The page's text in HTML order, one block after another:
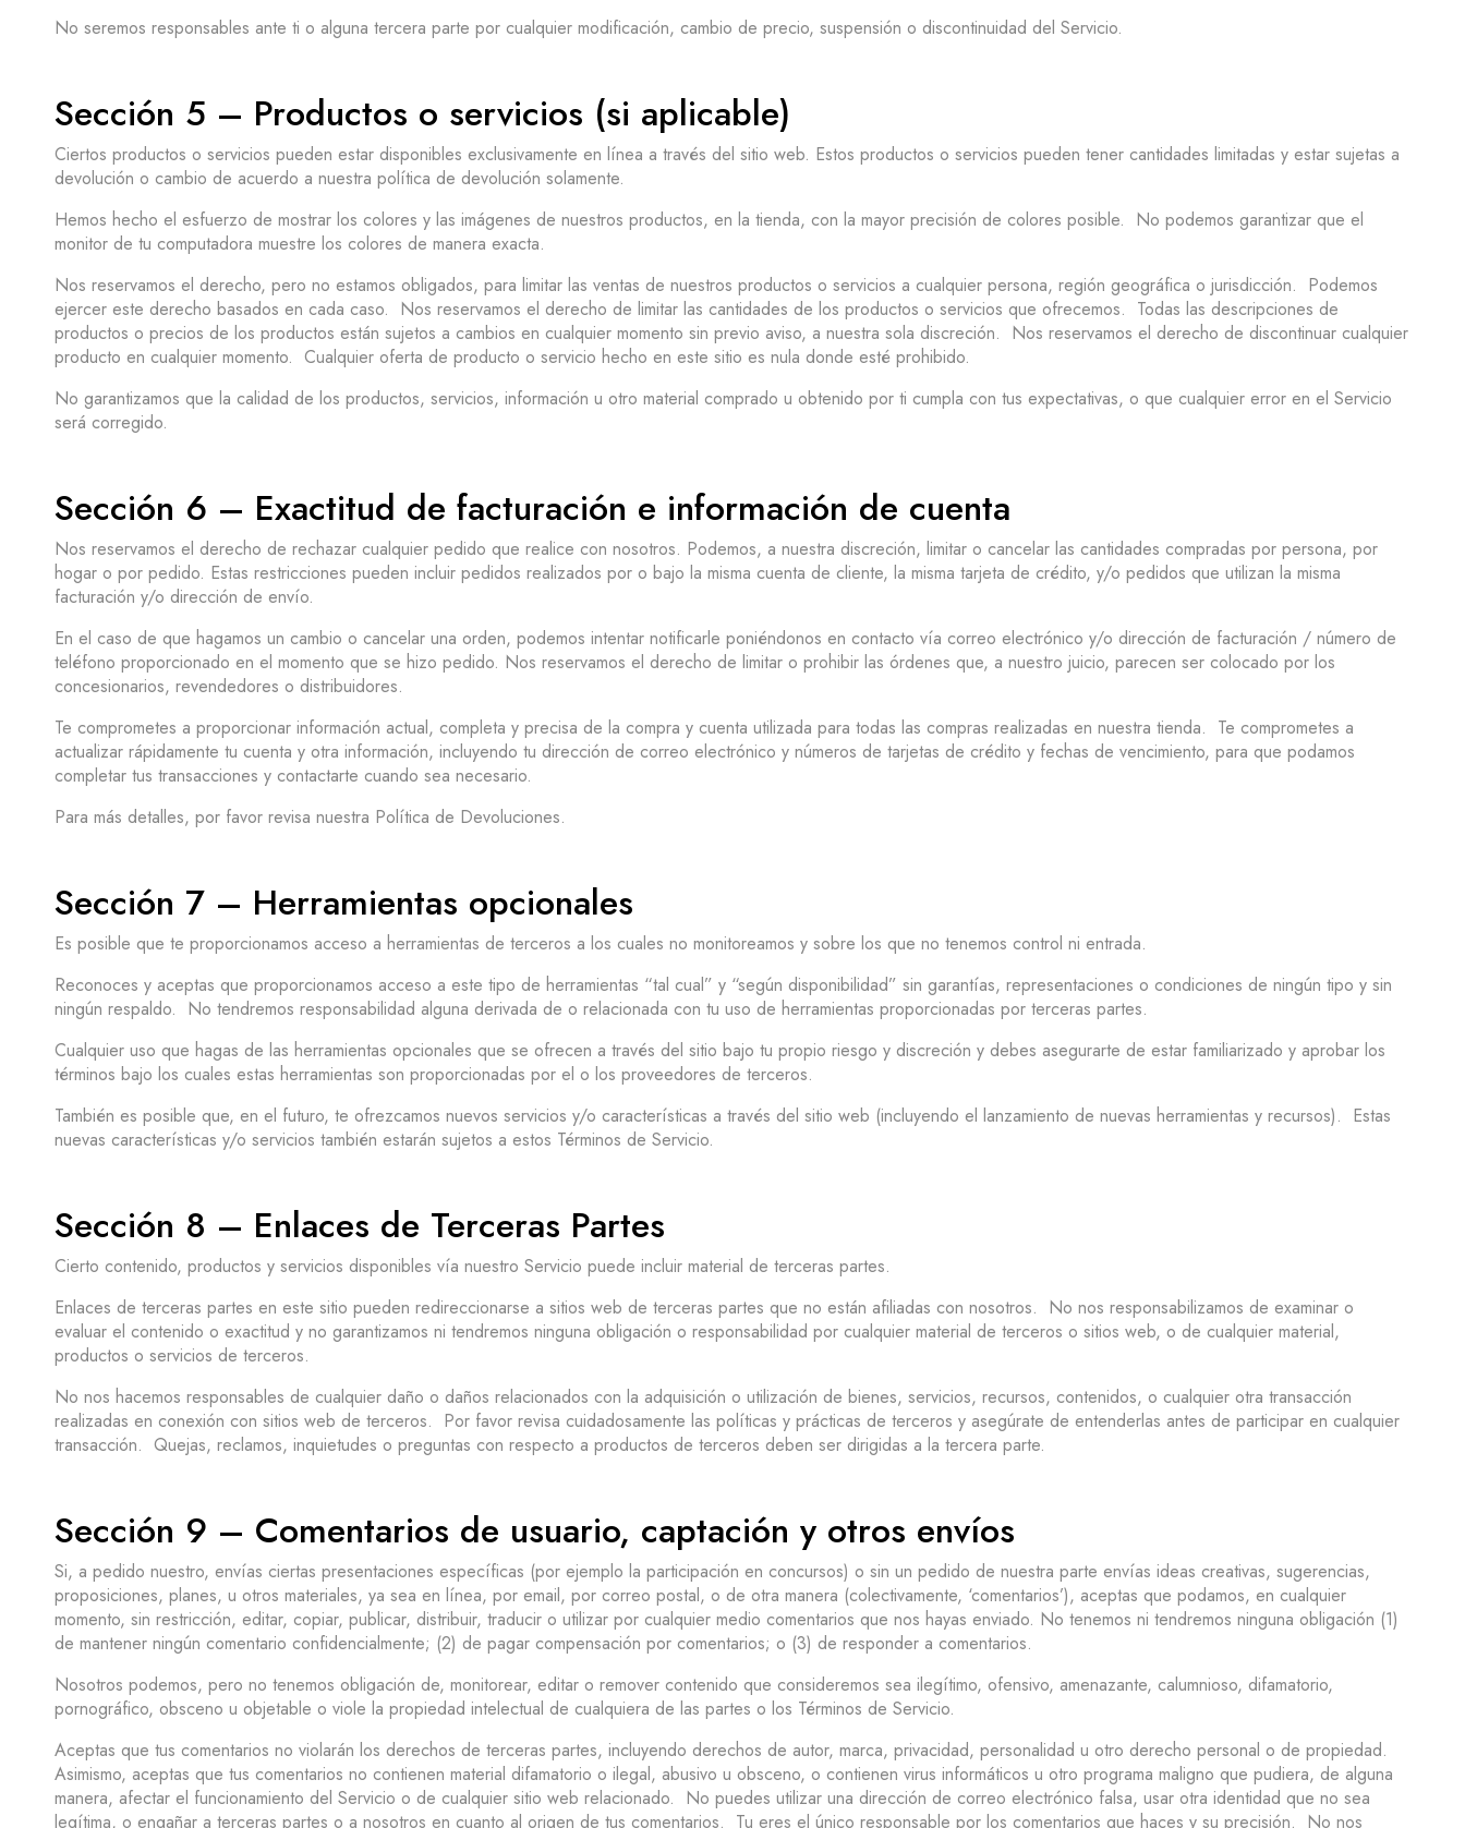
No seremos responsables ante ti o alguna tercera parte por cualquier modificación, cambio de precio, suspensión o discontinuidad del Servicio.
Sección 5 – Productos o servicios (si aplicable)
Ciertos productos o servicios pueden estar disponibles exclusivamente en línea a través del sitio web. Estos productos o servicios pueden tener cantidades limitadas y estar sujetas a
devolución o cambio de acuerdo a nuestra política de devolución solamente.
Hemos hecho el esfuerzo de mostrar los colores y las imágenes de nuestros productos, en la tienda, con la mayor precisión de colores posible. No podemos garantizar que el
monitor de tu computadora muestre los colores de manera exacta.
Nos reservamos el derecho, pero no estamos obligados, para limitar las ventas de nuestros productos o servicios a cualquier persona, región geográfica o jurisdicción. Podemos
ejercer este derecho basados en cada caso. Nos reservamos el derecho de limitar las cantidades de los productos o servicios que ofrecemos. Todas las descripciones de
productos o precios de los productos están sujetos a cambios en cualquier momento sin previo aviso, a nuestra sola discreción. Nos reservamos el derecho de discontinuar cualquier
producto en cualquier momento. Cualquier oferta de producto o servicio hecho en este sitio es nula donde esté prohibido.
No garantizamos que la calidad de los productos, servicios, información u otro material comprado u obtenido por ti cumpla con tus expectativas, o que cualquier error en el Servicio
será corregido.
Sección 6 – Exactitud de facturación e información de cuenta
Nos reservamos el derecho de rechazar cualquier pedido que realice con nosotros. Podemos, a nuestra discreción, limitar o cancelar las cantidades compradas por persona, por
hogar o por pedido. Estas restricciones pueden incluir pedidos realizados por o bajo la misma cuenta de cliente, la misma tarjeta de crédito, y/o pedidos que utilizan la misma
facturación y/o dirección de envío.
En el caso de que hagamos un cambio o cancelar una orden, podemos intentar notificarle poniéndonos en contacto vía correo electrónico y/o dirección de facturación / número de
teléfono proporcionado en el momento que se hizo pedido. Nos reservamos el derecho de limitar o prohibir las órdenes que, a nuestro juicio, parecen ser colocado por los
concesionarios, revendedores o distribuidores.
Te comprometes a proporcionar información actual, completa y precisa de la compra y cuenta utilizada para todas las compras realizadas en nuestra tienda. Te comprometes a
actualizar rápidamente tu cuenta y otra información, incluyendo tu dirección de correo electrónico y números de tarjetas de crédito y fechas de vencimiento, para que podamos
completar tus transacciones y contactarte cuando sea necesario.
Para más detalles, por favor revisa nuestra Política de Devoluciones.
Sección 7 – Herramientas opcionales
Es posible que te proporcionamos acceso a herramientas de terceros a los cuales no monitoreamos y sobre los que no tenemos control ni entrada.
Reconoces y aceptas que proporcionamos acceso a este tipo de herramientas “tal cual” y “según disponibilidad” sin garantías, representaciones o condiciones de ningún tipo y sin
ningún respaldo. No tendremos responsabilidad alguna derivada de o relacionada con tu uso de herramientas proporcionadas por terceras partes.
Cualquier uso que hagas de las herramientas opcionales que se ofrecen a través del sitio bajo tu propio riesgo y discreción y debes asegurarte de estar familiarizado y aprobar los
términos bajo los cuales estas herramientas son proporcionadas por el o los proveedores de terceros.
También es posible que, en el futuro, te ofrezcamos nuevos servicios y/o características a través del sitio web (incluyendo el lanzamiento de nuevas herramientas y recursos). Estas
nuevas características y/o servicios también estarán sujetos a estos Términos de Servicio.
Sección 8 – Enlaces de Terceras Partes
Cierto contenido, productos y servicios disponibles vía nuestro Servicio puede incluir material de terceras partes.
Enlaces de terceras partes en este sitio pueden redireccionarse a sitios web de terceras partes que no están afiliadas con nosotros. No nos responsabilizamos de examinar o
evaluar el contenido o exactitud y no garantizamos ni tendremos ninguna obligación o responsabilidad por cualquier material de terceros o sitios web, o de cualquier material,
productos o servicios de terceros.
No nos hacemos responsables de cualquier daño o daños relacionados con la adquisición o utilización de bienes, servicios, recursos, contenidos, o cualquier otra transacción
realizadas en conexión con sitios web de terceros. Por favor revisa cuidadosamente las políticas y prácticas de terceros y asegúrate de entenderlas antes de participar en cualquier
transacción. Quejas, reclamos, inquietudes o preguntas con respecto a productos de terceros deben ser dirigidas a la tercera parte.
Sección 9 – Comentarios de usuario, captación y otros envíos
Si, a pedido nuestro, envías ciertas presentaciones específicas (por ejemplo la participación en concursos) o sin un pedido de nuestra parte envías ideas creativas, sugerencias,
proposiciones, planes, u otros materiales, ya sea en línea, por email, por correo postal, o de otra manera (colectivamente, ‘comentarios’), aceptas que podamos, en cualquier
momento, sin restricción, editar, copiar, publicar, distribuir, traducir o utilizar por cualquier medio comentarios que nos hayas enviado. No tenemos ni tendremos ninguna obligación (1)
de mantener ningún comentario confidencialmente; (2) de pagar compensación por comentarios; o (3) de responder a comentarios.
Nosotros podemos, pero no tenemos obligación de, monitorear, editar o remover contenido que consideremos sea ilegítimo, ofensivo, amenazante, calumnioso, difamatorio,
pornográfico, obsceno u objetable o viole la propiedad intelectual de cualquiera de las partes o los Términos de Servicio.
Aceptas que tus comentarios no violarán los derechos de terceras partes, incluyendo derechos de autor, marca, privacidad, personalidad u otro derecho personal o de propiedad.
Asimismo, aceptas que tus comentarios no contienen material difamatorio o ilegal, abusivo u obsceno, o contienen virus informáticos u otro programa maligno que pudiera, de alguna
manera, afectar el funcionamiento del Servicio o de cualquier sitio web relacionado. No puedes utilizar una dirección de correo electrónico falsa, usar otra identidad que no sea
legítima, o engañar a terceras partes o a nosotros en cuanto al origen de tus comentarios. Tu eres el único responsable por los comentarios que haces y su precisión. No nos